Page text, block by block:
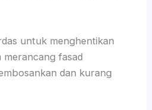
untuk menghentikan
merancang fasad
dan kurang